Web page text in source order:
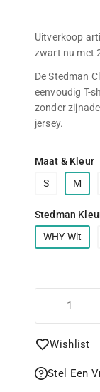
hun
Uitverkoop
zwart nu met
De Stedman
eenvoudig T-
zonder
jersey.
Maat & Kleur
S
M
Stedman
WHY Wit
Wishlist
Stel Een